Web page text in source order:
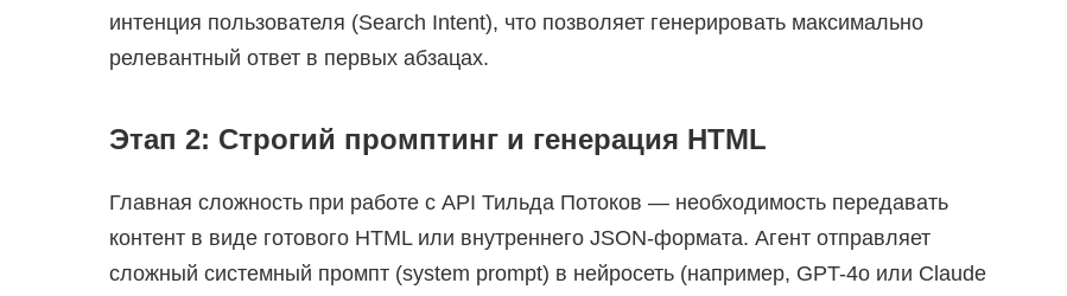
интенция пользователя (Search Intent), что позволяет генерировать максимально
релевантный ответ в первых абзацах.
Этап 2: Строгий промптинг и генерация HTML
Главная сложность при работе с API Тильда Потоков — необходимость передавать
контент в виде готового HTML или внутреннего JSON-формата. Агент отправляет
сложный системный промпт (system prompt) в нейросеть (например, GPT-4o или Claude